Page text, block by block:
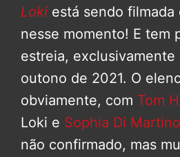
Loki está sendo filmada
nesse momento! E tem
estreia, exclusivamente
outono de 2021. O
obviamente, com Tom
Loki e Sophia Di Martino
não confirmado, mas